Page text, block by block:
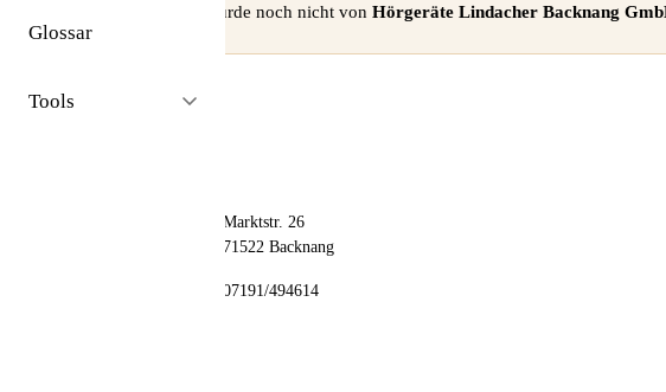
Glossar
Tools
⚠ Dieses Profil wurde noch nicht von Hörgeräte Lindacher Backnang
Marktstr. 26
71522 Backnang
07191/494614